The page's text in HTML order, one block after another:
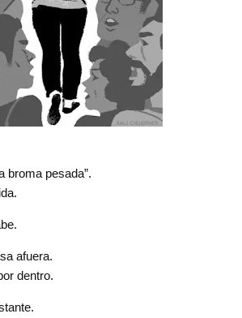
broma pesada”.
afuera.
dentro.